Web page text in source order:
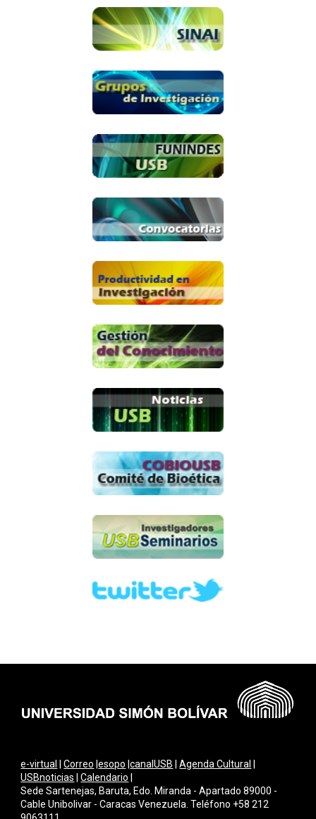
e-virtual |Correo |esopo |canalUSB |Agenda Cultural
USBnoticias |Calendario
Sede Sartenejas, Baruta, Edo. Miranda - Apartado 89000 -
Cable Unibolivar - Caracas Venezuela. Teléfono +58 212